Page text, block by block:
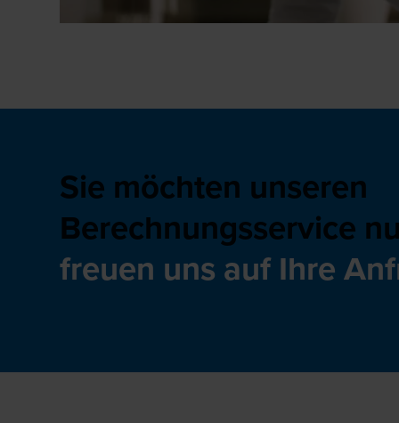
Sie möchten unseren
Berechnungsservice
freuen uns auf Ihre